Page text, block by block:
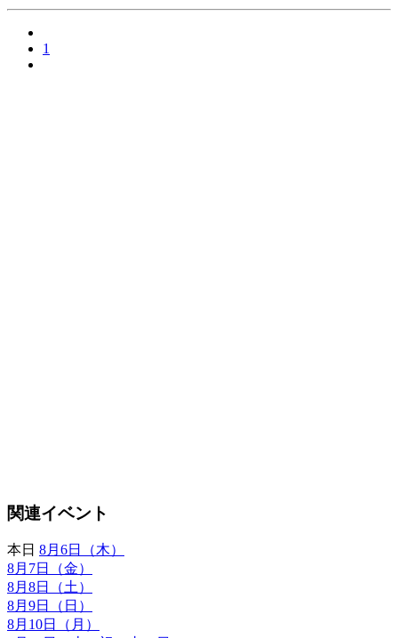
1
関連イベント
本日 8月6日（木）
8月7日（金）
8月8日（土）
8月9日（日）
8月10日（月）